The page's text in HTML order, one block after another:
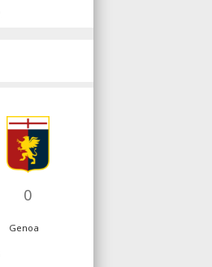
0
Genoa